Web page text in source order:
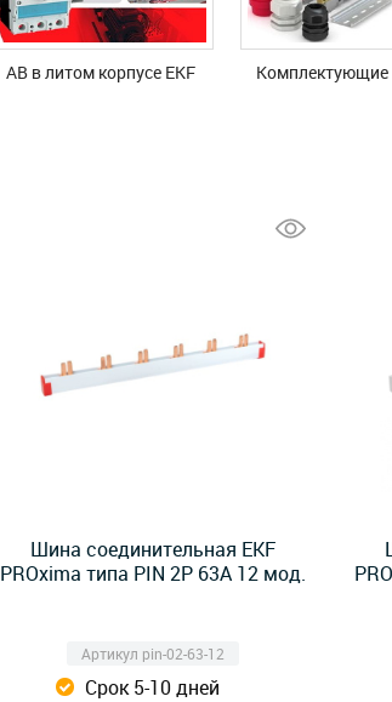
АВ в литом корпусе EKF Комплектующие
Шина соединительная EKF
PROxima типа PIN 2P 63А 12 мод.
Артикул pin-02-63-12
Срок 5-10 дней